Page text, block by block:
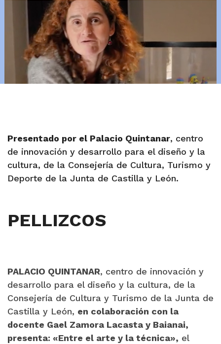
Presentado por el Palacio Quintanar, centro
de innovación y desarrollo para el diseño y la
cultura, de la Consejería de Cultura, Turismo y
Deporte de la Junta de Castilla y León.
PELLIZCOS
PALACIO QUINTANAR, centro de innovación y
desarrollo para el diseño y la cultura, de la
Consejería de Cultura y Turismo de la Junta de
Castilla y León, en colaboración con la
docente Gael Zamora Lacasta y Baianai,
presenta: «Entre el arte y la técnica», el